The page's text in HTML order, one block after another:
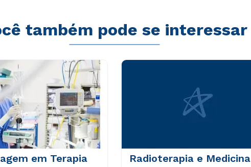
também pode se interessar
em Terapia
Radioterapia e Medicina